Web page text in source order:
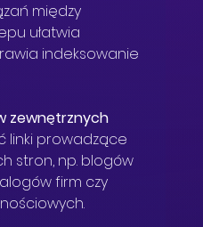
między
ułatwia
indeksowanie
zewnętrznych
linki prowadzące
stron, np. blogów
firm czy